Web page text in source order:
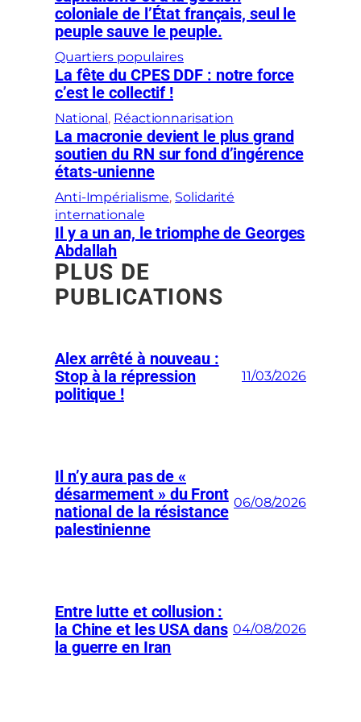
coloniale de l’État français, seul le
peuple sauve le peuple.
Quartiers populaires
La fête du CPES DDF : notre force
c’est le collectif !
National, Réactionnarisation
La macronie devient le plus grand
soutien du RN sur fond d’ingérence
états-unienne
Anti-Impérialisme, Solidarité
internationale
Il y a un an, le triomphe de Georges
Abdallah
PLUS DE
PUBLICATIONS
Alex arrêté à nouveau :
Stop à la répression
politique !
11/03/2026
Il n’y aura pas de «
désarmement » du Front
national de la résistance
palestinienne
06/08/2026
Entre lutte et collusion :
la Chine et les USA dans
la guerre en Iran
04/08/2026